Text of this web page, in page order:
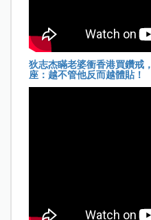
狄志杰瞞老婆衝香港買鑽戒
座：越不管他反而越體貼！